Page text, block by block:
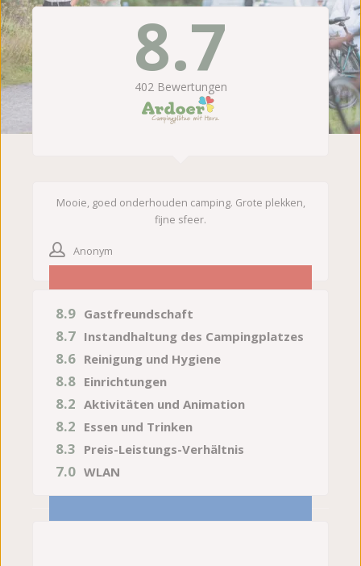
8.7
402Bewertungen
Mooie, goed onderhouden camping. Grote plekken,
fijne sfeer.
Anonym
Gastfreundschaft
8.9
Instandhaltung des Campingplatzes
8.7
Reinigung und Hygiene
8.6
Einrichtungen
8.8
Aktivitäten und Animation
8.2
Essen und Trinken
8.2
Preis-Leistungs-Verhältnis
8.3
WLAN
7.0